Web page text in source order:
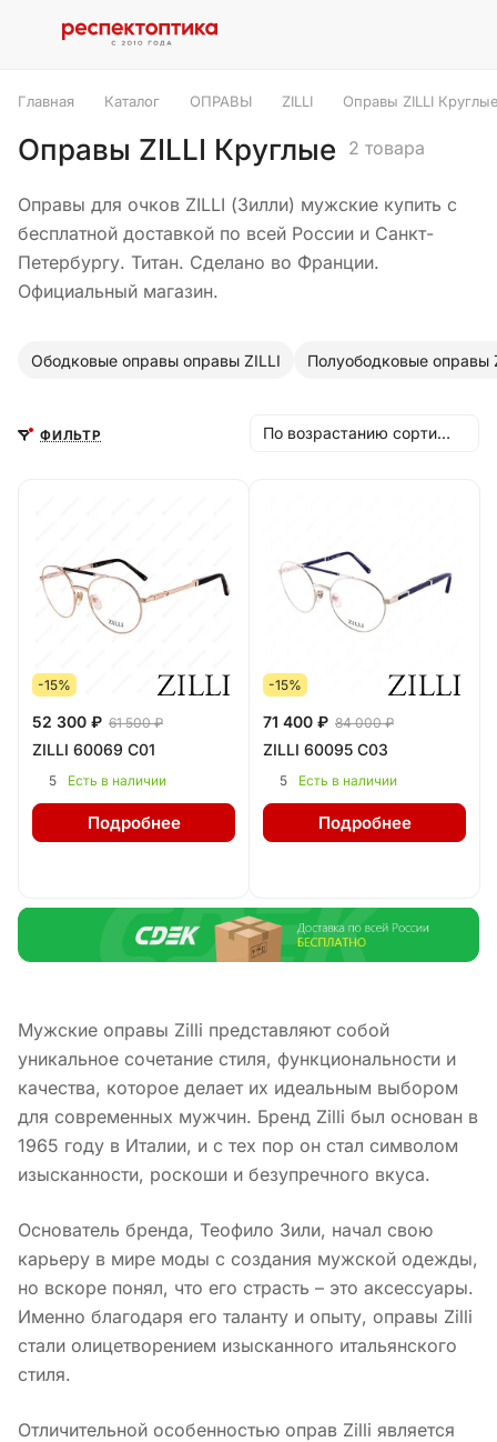
Главная Каталог ОПРАВЫ ZILLI Оправы ZILLI
Оправы ZILLI Круглые 2 товара
Оправы для очков ZILLI (Зилли) мужские купить с
бесплатной доставкой по всей России и Санкт-
Петербургу. Титан. Cделано во Франции.
Официальный магазин.
Ободковые оправы оправы ZILLI Полуободковые оправы
ФИЛЬТР По возрастанию сортировки
-15%
52 300 ₽ 61 500 ₽
ZILLI 60069 C01
5 Есть в наличии
Подробнее
-15%
71 400 ₽ 84 000 ₽
ZILLI 60095 C03
5 Есть в наличии
Подробнее
Мужские оправы Zilli представляют собой
уникальное сочетание стиля, функциональности и
качества, которое делает их идеальным выбором
для современных мужчин. Бренд Zilli был основан в
1965 году в Италии, и с тех пор он стал символом
изысканности, роскоши и безупречного вкуса.
Основатель бренда, Теофило Зили, начал свою
карьеру в мире моды с создания мужской одежды,
но вскоре понял, что его страсть – это аксессуары.
Именно благодаря его таланту и опыту, оправы Zilli
стали олицетворением изысканного итальянского
стиля.
Отличительной особенностью оправ Zilli является